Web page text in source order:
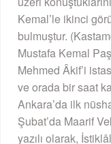
Kemal’le ikinci
bulmuştur.
Mustafa Kemal
Mehmed Âkif’i
ve orada bir saat
Ankara’da ilk
Şubat’da Maarif
yazılı olarak,